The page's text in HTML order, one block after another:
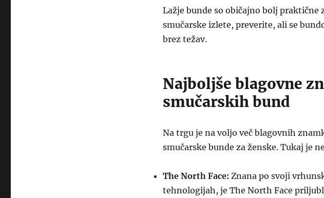
Lažje bunde so običajno bolj praktične
smučarske izlete, preverite, ali se
brez težav.
Najboljše blagovne
smučarskih bund
Na trgu je na voljo več blagovnih
smučarske bunde za ženske. Tukaj je
The North Face: Znana po svoji
tehnologijah, je The North Face